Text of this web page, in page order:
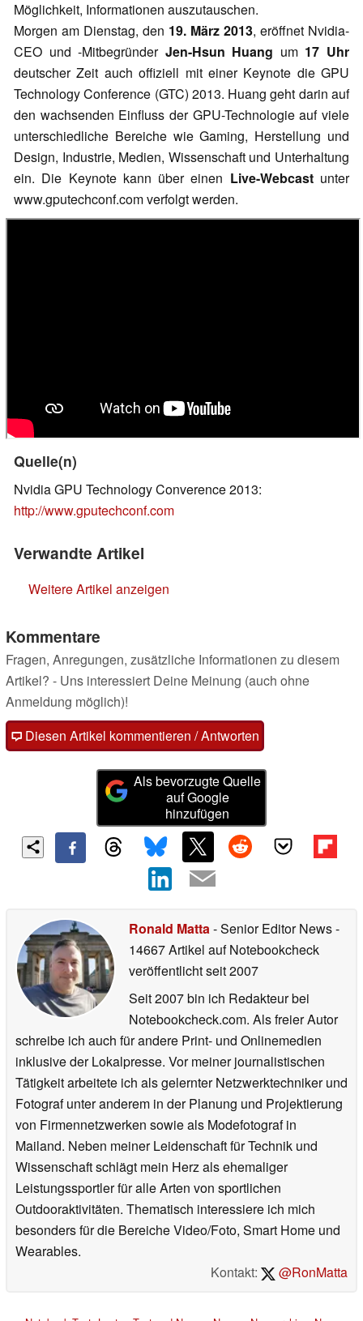
Möglichkeit, Informationen auszutauschen.
Morgen am Dienstag, den 19. März 2013, eröffnet Nvidia-
CEO und -Mitbegründer Jen-Hsun Huang um 17 Uhr
deutscher Zeit auch offiziell mit einer Keynote die GPU
Technology Conference (GTC) 2013. Huang geht darin auf
den wachsenden Einfluss der GPU-Technologie auf viele
unterschiedliche Bereiche wie Gaming, Herstellung und
Design, Industrie, Medien, Wissenschaft und Unterhaltung
ein. Die Keynote kann über einen Live-Webcastunter
www.gputechconf.com verfolgt werden.
Quelle(n)
Nvidia GPU Technology Converence 2013:
http://www.gputechconf.com
Verwandte Artikel
Weitere Artikel anzeigen
Kommentare
Fragen, Anregungen, zusätzliche Informationen zu diesem
Artikel? - Uns interessiert Deine Meinung (auch ohne
Anmeldung möglich)!
Diesen Artikel kommentieren / Antworten
Als bevorzugte Quelle
auf Google
hinzufügen
Ronald Matta- Senior Editor News-
14667 Artikel auf Notebookcheck
veröffentlichtseit 2007
Seit 2007 bin ich Redakteur bei
Notebookcheck.com. Als freier Autor
schreibe ich auch für andere Print- und Onlinemedien
inklusive der Lokalpresse. Vor meiner journalistischen
Tätigkeit arbeitete ich als gelernter Netzwerktechniker und
Fotograf unter anderem in der Planung und Projektierung
von Firmennetzwerken sowie als Modefotograf in
Mailand. Neben meiner Leidenschaft für Technik und
Wissenschaft schlägt mein Herz als ehemaliger
Leistungssportler für alle Arten von sportlichen
Outdooraktivitäten. Thematisch interessiere ich mich
besonders für die Bereiche Video/Foto, Smart Home und
Wearables.
Kontakt:
@RonMatta